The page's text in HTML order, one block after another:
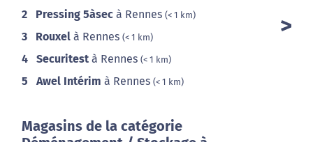
2 Pressing 5àsec à Rennes (< 1 km)
3 Rouxel à Rennes (< 1 km)
4 Securitest à Rennes (< 1 km)
5 Awel Intérim à Rennes (< 1 km)
Magasins de la catégorie